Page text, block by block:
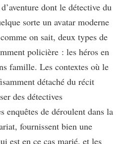
dont le détective du
sorte un avatar moderne
on sait, deux types de
policière : les héros en
famille. Les contextes où le
détaché du récit
des détectives
enquêtes de déroulent dans la
fournissent bien une
est en ce cas marié, et les